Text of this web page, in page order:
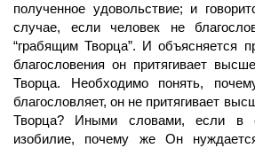
полученное удовольствие; и
случае, если человек не
“грабящим Творца”. И объясняется
благословения он притягивает
Творца. Необходимо понять,
благословляет, он не притягивает
Творца? Иными словами, если в
изобилие, почему же Он